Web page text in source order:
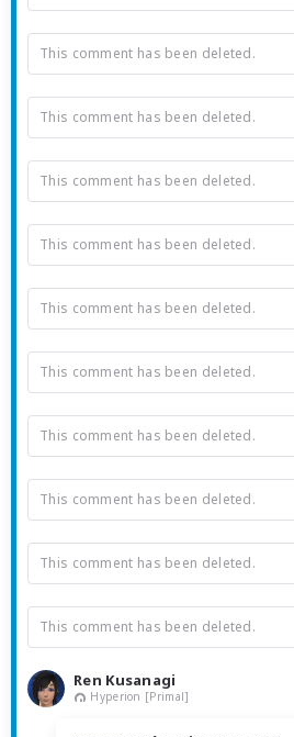
This comment has been deleted.
This comment has been deleted.
This comment has been deleted.
This comment has been deleted.
This comment has been deleted.
This comment has been deleted.
This comment has been deleted.
This comment has been deleted.
This comment has been deleted.
This comment has been deleted.
Ren Kusanagi
Hyperion [Primal]